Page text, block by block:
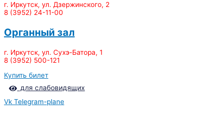
г. Иркутск, ул. Дзержинского, 2
8 (3952) 24-11-00
Органный зал
г. Иркутск, ул. Сухэ-Батора, 1
8 (3952) 500-121
Купить билет
для слабовидящих
Vk Telegram-plane